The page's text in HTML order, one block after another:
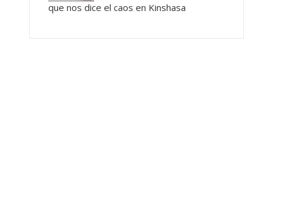
que nos dice el caos en Kinshasa